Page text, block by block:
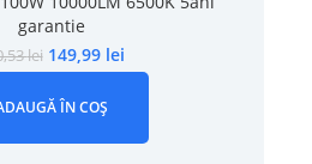
garantie
lei 149,99 lei
ÎN COȘ